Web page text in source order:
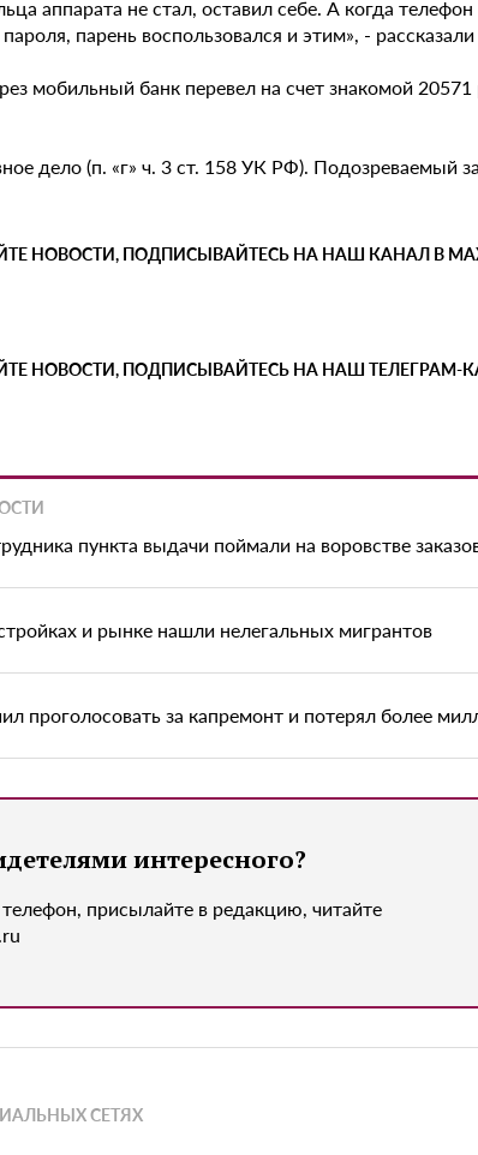
аппарата не стал, оставил себе. А когда
парень воспользовался и этим», -
мобильный банк перевел на счет знакомой
дело (п. «г» ч. 3 ст. 158 УК РФ). Подозреваемый
НОВОСТИ, ПОДПИСЫВАЙТЕСЬ НА НАШ КАНАЛ В
НОВОСТИ, ПОДПИСЫВАЙТЕСЬ НА НАШ ТЕЛЕГРАМ-
пункта выдачи поймали на воровстве
и рынке нашли нелегальных мигрантов
проголосовать за капремонт и потерял более
интересного?
присылайте в редакцию, читайте
СЕТЯХ